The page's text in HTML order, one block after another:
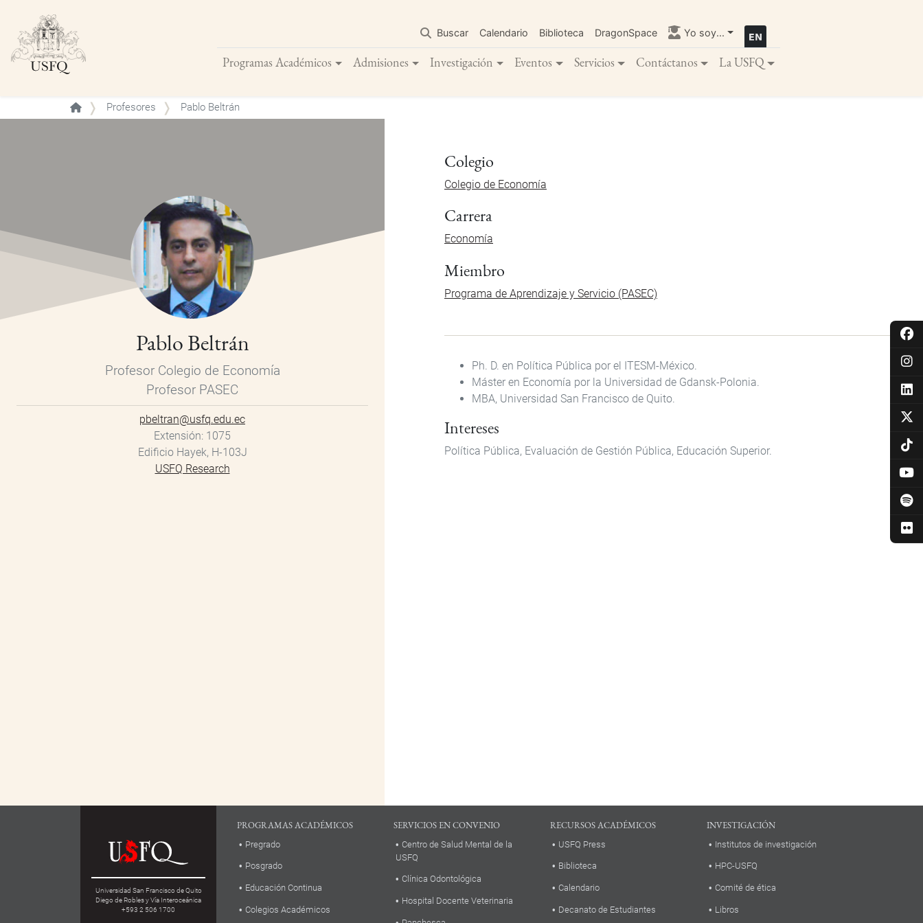
contenido
principal
Buscar Calendario Biblioteca DragonSpace Yo soy...
Programas Académicos Admisiones Investigación Eventos Servicios Contáctanos La USFQ
Buscar
Profesores Pablo Beltrán
Pablo Beltrán
Profesor Colegio de Economía
Profesor PASEC
pbeltran@usfq.edu.ec
Extensión 1075
Edificio Hayek, H-103J
USFQ Research
Colegio
Colegio de Economía
Carrera
Economía
Miembro
Programa de Aprendizaje y Servicio (PASEC)
Ph. D. en Política Pública por el ITESM-México.
Máster en Economía por la Universidad de Gdansk-Polonia.
MBA, Universidad San Francisco de Quito.
Intereses
Política Pública, Evaluación de Gestión Pública, Educación Superior.
Universidad San Francisco de Quito
Diego de Robles y Vía Interoceánica
+593 2 506 1700
PROGRAMAS ACADÉMICOS
Pregrado
Posgrado
Educación Continua
Colegios Académicos
SERVICIOS EN CONVENIO
Centro de Salud Mental de la
USFQ
Clínica Odontológica
Hospital Docente Veterinaria
RECURSOS ACADÉMICOS
USFQ Press
Biblioteca
Calendario
Decanato de Estudiantes
INVESTIGACIÓN
Institutos de investigación
HPC-USFQ
Comité de ética
Libros